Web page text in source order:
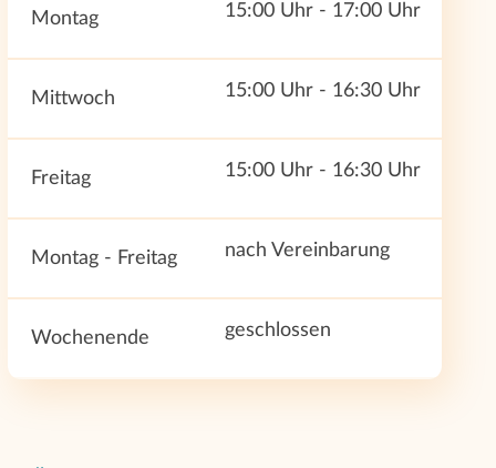
Montag 15:00 Uhr - 17:00 Uhr
Mittwoch 15:00 Uhr - 16:30 Uhr
Freitag 15:00 Uhr - 16:30 Uhr
Montag - Freitag nach Vereinbarung
Wochenende geschlossen